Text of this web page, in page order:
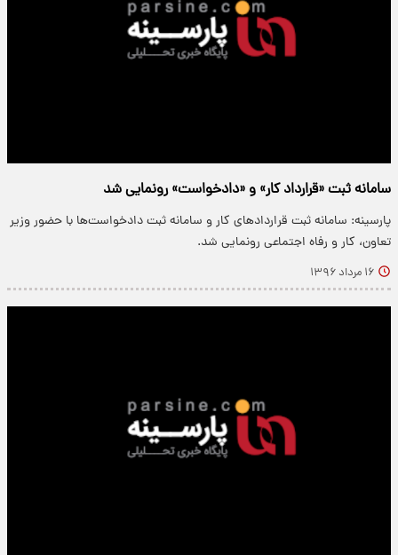
سامانه ثبت «قرارداد کار» و «دادخواست‌» رونمایی شد
پارسینه: سامانه ثبت قراردادهای کار و سامانه ثبت دادخواست‌ها با حضور وزیر
تعاون، کار و رفاه اجتماعی رونمایی شد.
۱۶ مرداد ۱۳۹۶